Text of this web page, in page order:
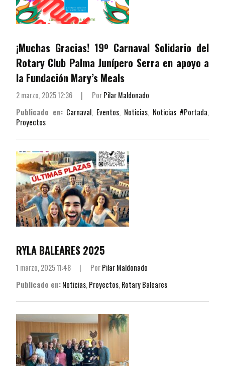
¡Muchas Gracias! 19º Carnaval Solidario del
Rotary Club Palma Junípero Serra en apoyo a
la Fundación Mary’s Meals
2 marzo, 2025 12:36 | PorPilar Maldonado
Publicado en: Carnaval, Eventos, Noticias, Noticias #Portada,
Proyectos
RYLA BALEARES 2025
1 marzo, 2025 11:48 | PorPilar Maldonado
Publicado en:Noticias,Proyectos,Rotary Baleares